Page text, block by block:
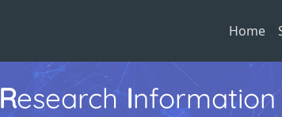
Home
Research Information